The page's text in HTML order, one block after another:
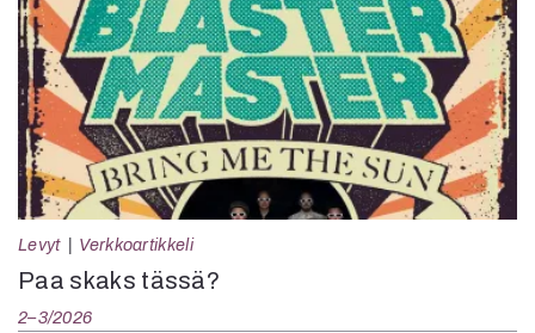
Levyt Verkkoartikkeli
Paa skaks tässä?
2–3/2026